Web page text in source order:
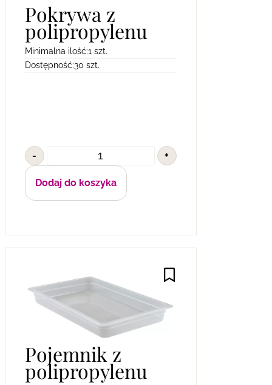
Pokrywa z
polipropylenu
Minimalna ilość:1 szt.
Dostępność:30 szt.
- +
Dodaj do koszyka
Pojemnik z
polipropylenu